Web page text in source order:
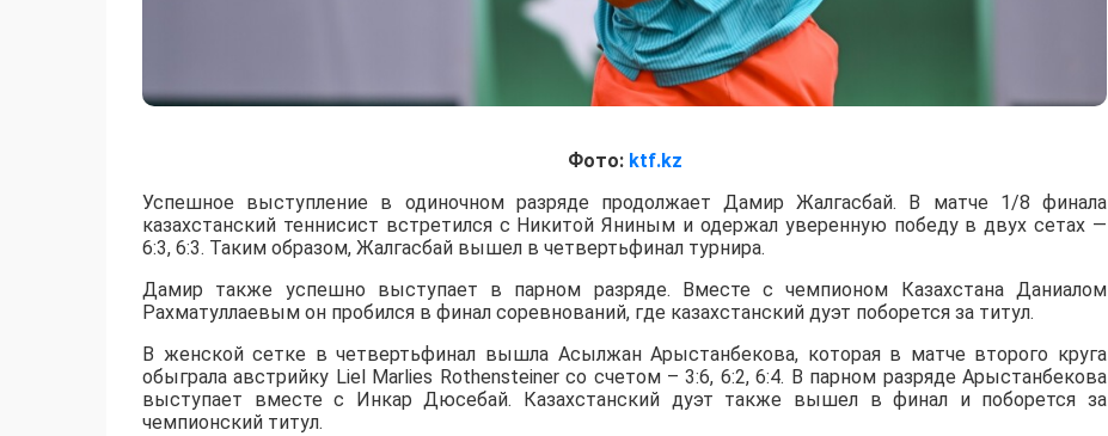
Фото: ktf.kz
Успешное выступление в одиночном разряде продолжает Дамир Жалгасбай. В матче 1/8 финала
казахстанский теннисист встретился с Никитой Яниным и одержал уверенную победу в двух сетах —
6:3, 6:3. Таким образом, Жалгасбай вышел в четвертьфинал турнира.
Дамир также успешно выступает в парном разряде. Вместе с чемпионом Казахстана Даниалом
Рахматуллаевым он пробился в финал соревнований, где казахстанский дуэт поборется за титул.
В женской сетке в четвертьфинал вышла Асылжан Арыстанбекова, которая в матче второго круга
обыграла австрийку Liel Marlies Rothensteiner со счетом – 3:6, 6:2, 6:4. В парном разряде Арыстанбекова
выступает вместе с Инкар Дюсебай. Казахстанский дуэт также вышел в финал и поборется за
чемпионский титул.